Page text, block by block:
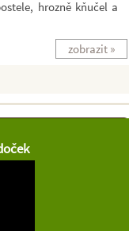
hrozně kňučel a
zobrazit »